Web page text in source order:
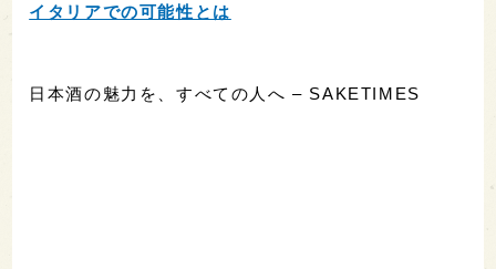
イタリアでの可能性とは
日本酒の魅力を、すべての人へ – SAKETIMES